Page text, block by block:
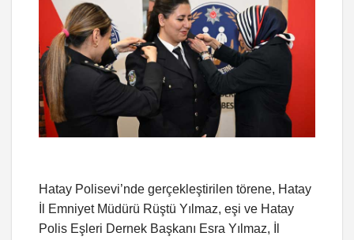
Hatay Polisevi’nde gerçekleştirilen törene, Hatay
İl Emniyet Müdürü Rüştü Yılmaz, eşi ve Hatay
Polis Eşleri Dernek Başkanı Esra Yılmaz, İl